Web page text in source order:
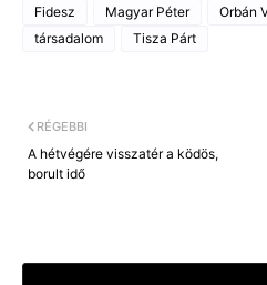
Fidesz Magyar Péter Orbán
társadalom
Tisza Párt
RÉGEBBI
A hétvégére visszatér a ködös,
borult idő